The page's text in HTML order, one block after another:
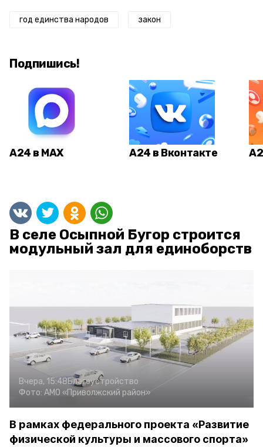
год единства народов закон
Подпишись!
А24 в MAX А24 в Вконтакте
В селе Осыпной Бугор строится
модульный зал для единоборств
Вчера, 15:48Благоустройство
Фото: АМО «Приволжский район»
В рамках федерального проекта «Развитие
физической культуры и массового спорта»